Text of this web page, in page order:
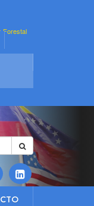
Forestal